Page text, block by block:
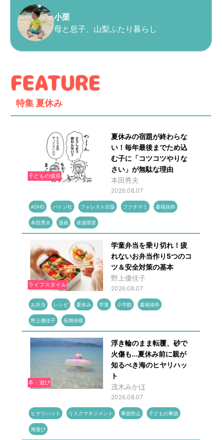
小栗
母と息子、山梨ふたり暮らし
特集 夏休み
子どもの成長
夏休みの宿題が終わらな
い！毎年最後までため込
む子に「コツコツやりな
さい」が無駄な理由
本田秀夫
2026.08.07
ADHD バトン社 フォレスト出版 フクチマミ 書籍抜粋
本田秀夫 漫画 発達障害
ライフスタイル
学童弁当を乗り切れ！疲
れないお弁当作り5つのコ
ツ＆安全対策の基本
野上優佳子
2026.08.07
お弁当 レシピ 夏休み 学童 小学館 書籍抜粋
野上優佳子 長期休暇
本・遊び
浮き輪のまま転覆、砂で
火傷も...夏休み前に親が
知るべき海のヒヤリハッ
ト
茂木みかほ
2026.08.07
ヒヤリハット リスクマネジメント 事故防止 子どもの事故
海遊び